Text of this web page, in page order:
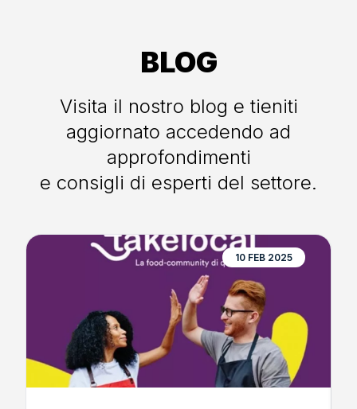
BLOG
Visita il nostro blog e tieniti
aggiornato accedendo ad
approfondimenti
e consigli di esperti del settore.
10 FEB 2025